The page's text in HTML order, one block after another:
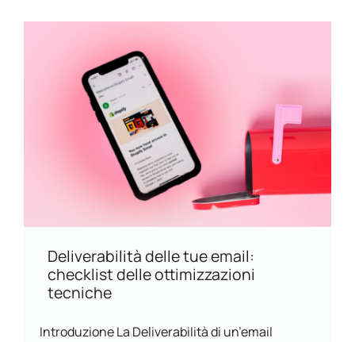
Deliverabilità delle tue email:
checklist delle ottimizzazioni
tecniche
Introduzione La Deliverabilità di un’email